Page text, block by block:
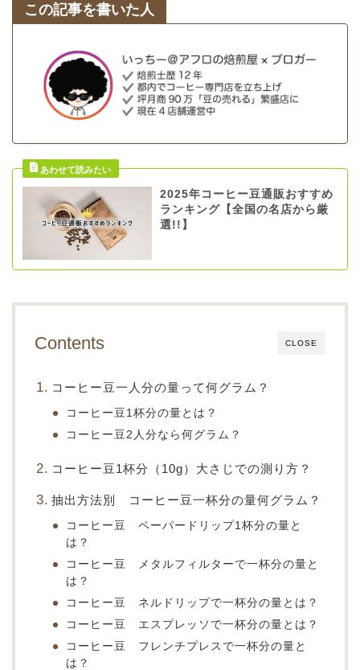
この記事を書いた人
2025年コーヒー豆通販おすすめ
ランキング【全国の名店から厳
選!!】
CLOSE
Contents
コーヒー豆一人分の量って何グラム？
コーヒー豆1杯分の量とは？
コーヒー豆2人分なら何グラム？
コーヒー豆1杯分（10g）大さじでの測り方？
抽出方法別 コーヒー豆一杯分の量何グラム？
コーヒー豆 ペーパードリップ1杯分の量と
は？
コーヒー豆 メタルフィルターで一杯分の量と
は？
コーヒー豆 ネルドリップで一杯分の量とは？
コーヒー豆 エスプレッソで一杯分の量とは？
コーヒー豆 フレンチプレスで一杯分の量と
は？